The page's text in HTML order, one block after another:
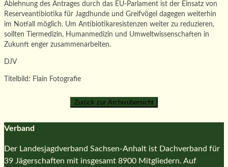
Ablehnung des Antrages durch das EU-Parlament ist der Einsatz von
Reserveantibiotika für Jagdhunde und Greifvögel dagegen weiterhin
im Notfall möglich. Um Antibiotikaresistenzen weiter zu reduzieren,
sollten Tiermedizin, Humanmedizin und Umweltwissenschaften in
Zukunft enger zusammenarbeiten.
DJV
Titelbild: Flain Fotografie
Verband
Der Landesjagdverband Sachsen-Anhalt ist Dachverband für
39 Jägerschaften mit insgesamt 8900 Mitgliedern. Auf